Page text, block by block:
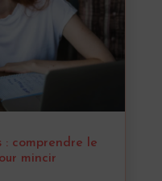
: comprendre le
mincir